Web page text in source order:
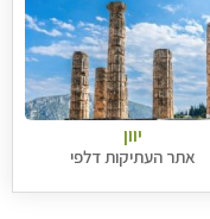
יוון
אתר העתיקות דלפי